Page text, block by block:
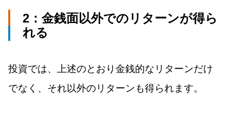
2：金銭面以外でのリターンが得ら
れる
投資では、上述のとおり金銭的なリターンだけ
でなく、それ以外のリターンも得られます。